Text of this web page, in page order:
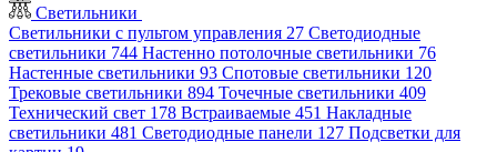
Светильники
Светильники с пультом управления 27 Светодиодные
светильники 744 Настенно потолочные светильники 76
Настенные светильники 93 Спотовые светильники 120
Трековые светильники 894 Точечные светильники 409
Технический свет 178 Встраиваемые 451 Накладные
светильники 481 Светодиодные панели 127 Подсветки для